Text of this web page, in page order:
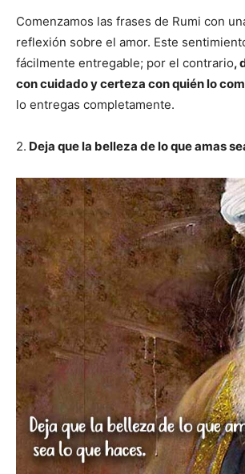
Comenzamos las frases de Rumi con
reflexión sobre el amor. Este
fácilmente entregable; por el contrario,
con cuidado y certeza con quién lo
lo entregas completamente.
2. Deja que la belleza de lo que amas